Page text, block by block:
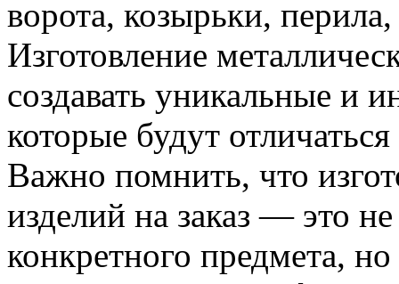
ворота, козырьки,
Изготовление
создавать уникальные и
которые будут
Важно помнить, что
изделий на заказ — это
конкретного предмета,